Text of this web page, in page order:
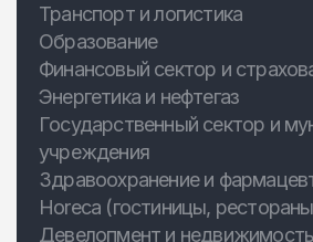
Транспорт и логистика
Образование
Финансовый сектор и
Энергетика и нефтегаз
Государственный сектор и
учреждения
Здравоохранение и
Horeca (гостиницы,
Девелопмент и недвижимость